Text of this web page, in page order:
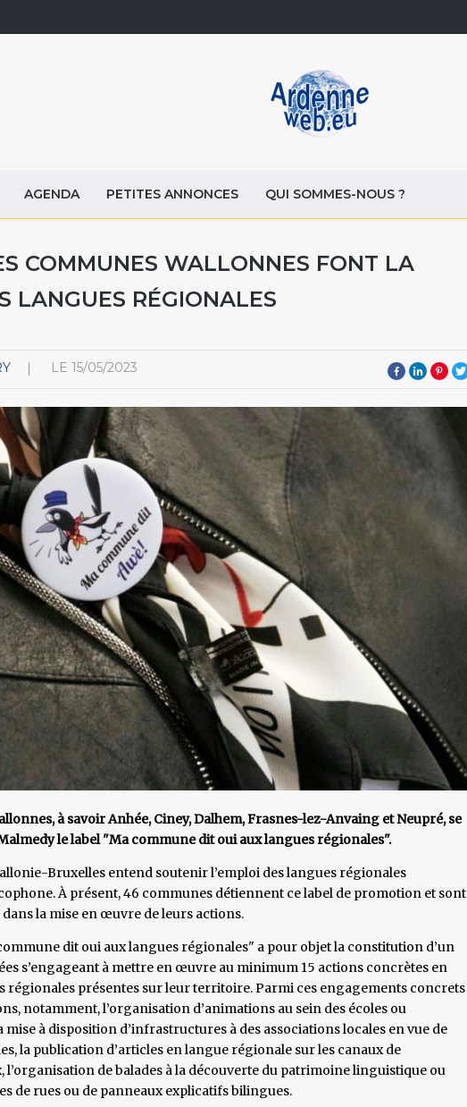
AGENDA PETITES ANNONCES QUI SOMMES-NOUS ?
COMMUNES WALLONNES FONT LA
LANGUES RÉGIONALES
LE 15/05/2023
à savoir Anhée, Ciney, Dalhem, Frasnes-lez-Anvaing et Neupré, se
le label "Ma commune dit oui aux langues régionales".
Bruxelles entend soutenir l’emploi des langues régionales
À présent, 46 communes détiennent ce label de promotion et sont
la mise en œuvre de leurs actions.
dit oui aux langues régionales" a pour objet la constitution d’un
s’engageant à mettre en œuvre au minimum 15 actions concrètes en
régionales présentes sur leur territoire. Parmi ces engagements concrets
notamment, l’organisation d’animations au sein des écoles ou
à disposition d’infrastructures à des associations locales en vue de
la publication d’articles en langue régionale sur les canaux de
de balades à la découverte du patrimoine linguistique ou
de rues ou de panneaux explicatifs bilingues.